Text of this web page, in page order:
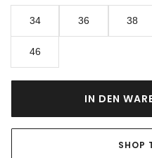
34 36 38
46
IN DEN
SHOP